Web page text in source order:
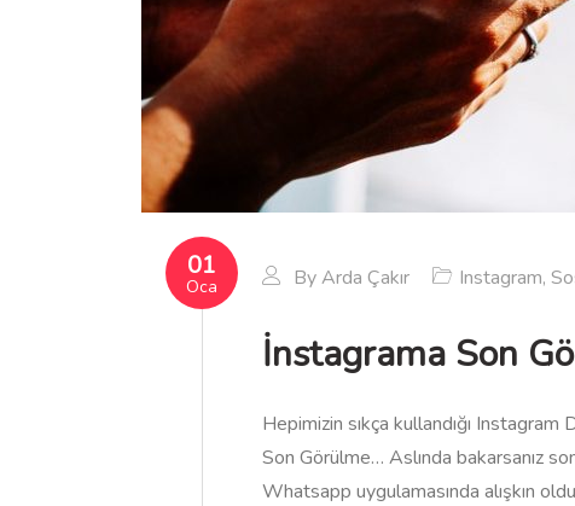
01
Oca ByArda Çakır Instagram,
İnstagrama Son
Hepimizin sıkça kullandığı
Son Görülme… Aslında bakarsanız
Whatsapp uygulamasında alışkın